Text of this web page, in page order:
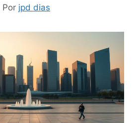
Por jpd dias